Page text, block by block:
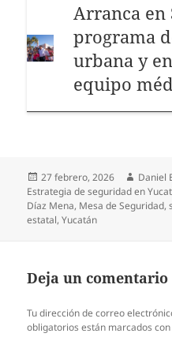
Arranca en
programa
urbana y
equipo
Publicado
el
27 febrero, 2026 Autor
Daniel
Estrategia de seguridad en
Díaz Mena, Mesa de Seguridad,
estatal,Yucatán
Deja un comentario
Tu dirección de correo
obligatorios están marcados